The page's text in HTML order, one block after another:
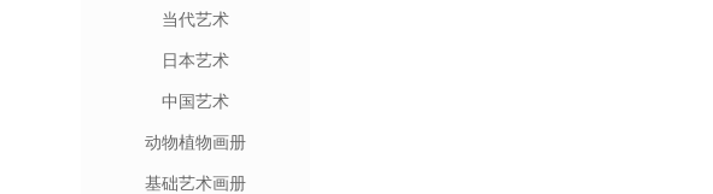
当代艺术
日本艺术
中国艺术
动物植物画册
基础艺术画册